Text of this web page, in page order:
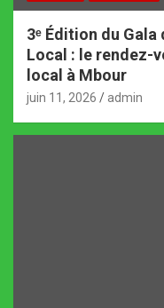
3ᵉ Édition du
Local : le rendez-
local à Mbour
juin 11, 2026 admin